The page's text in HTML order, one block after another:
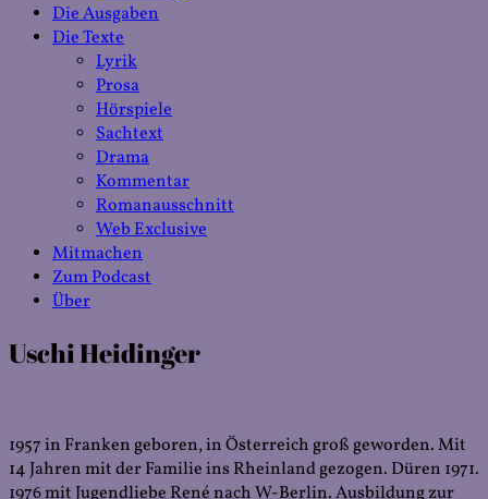
Die Ausgaben
Die Texte
Lyrik
Prosa
Hörspiele
Sachtext
Drama
Kommentar
Romanausschnitt
Web Exclusive
Mitmachen
Zum Podcast
Über
Uschi Heidinger
1957 in Franken geboren, in Österreich groß geworden. Mit
14 Jahren mit der Familie ins Rheinland gezogen. Düren 1971.
1976 mit Jugendliebe René nach W-Berlin. Ausbildung zur